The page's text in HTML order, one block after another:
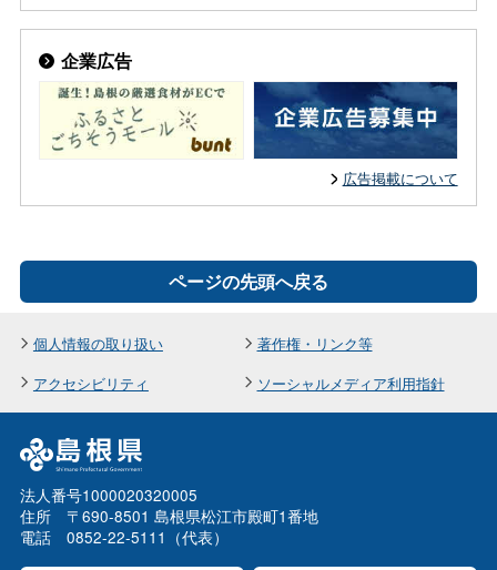
企業広告
広告掲載について
ページの先頭へ戻る
個人情報の取り扱い
著作権・リンク等
アクセシビリティ
ソーシャルメディア利用指針
法人番号1000020320005
住所 〒690-8501 島根県松江市殿町1番地
電話 0852-22-5111（代表）